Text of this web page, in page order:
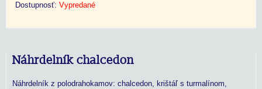
Dostupnosť: Vypredané
Náhrdelník chalcedon
Náhrdelník z polodrahokamov: chalcedon, krištáľ s turmalínom,